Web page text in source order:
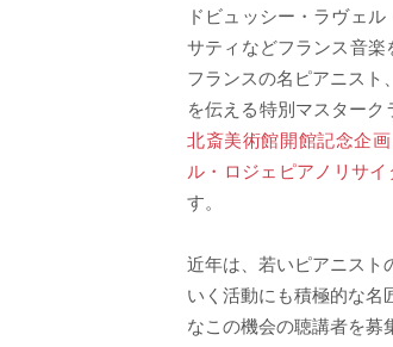
ドビュッシー・ラヴェ
サティなどフランス音
フランスの名ピアニスト
を伝える特別マスターク
北斎美術館開館記念企
ル・ロジェピアノリサイ
す。
近年は、若いピアニスト
いく活動にも積極的な名
なこの機会の聴講者を募